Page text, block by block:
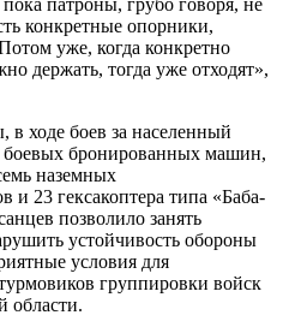
конкретные опорники,
уже, когда конкретно
держать, тогда уже отходят»,
ходе боев за населенный
бронированных машин,
наземных
и 23 гексакоптера типа «Баба-
позволило занять
устойчивость обороны
условия для
группировки войск
области.